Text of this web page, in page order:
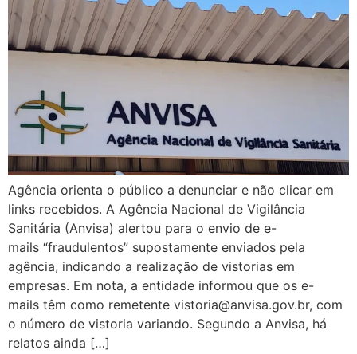
Agência orienta o público a denunciar e não clicar em
links recebidos. A Agência Nacional de Vigilância
Sanitária (Anvisa) alertou para o envio de e-
mails “fraudulentos” supostamente enviados pela
agência, indicando a realização de vistorias em
empresas. Em nota, a entidade informou que os e-
mails têm como remetente vistoria@anvisa.gov.br, com
o número de vistoria variando. Segundo a Anvisa, há
relatos ainda […]